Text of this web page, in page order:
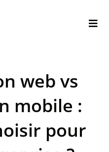
web vs
mobile :
pour